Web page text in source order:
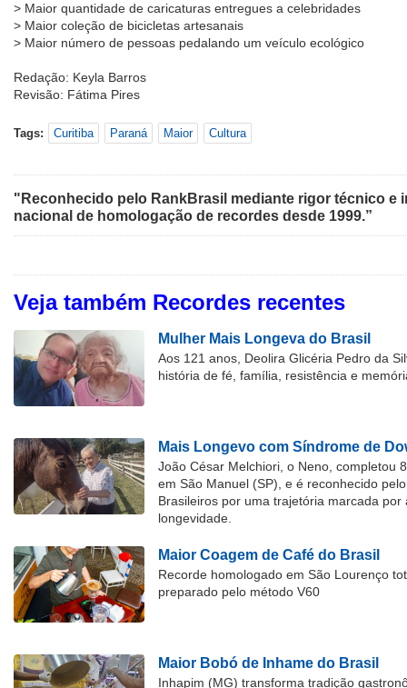
> Maior quantidade de caricaturas entregues a celebridades
> Maior coleção de bicicletas artesanais
> Maior número de pessoas pedalando um veículo ecológico
Redação: Keyla Barros
Revisão: Fátima Pires
Tags: Curitiba Paraná Maior Cultura
"Reconhecido pelo RankBrasil mediante rigor técnico e
nacional de homologação de recordes desde 1999.”
Veja também Recordes recentes
Mulher Mais Longeva do Brasil
Aos 121 anos, Deolira Glicéria Pedro da
história de fé, família, resistência e
Mais Longevo com Síndrome de
João César Melchiori, o Neno, completou
em São Manuel (SP), e é reconhecido
Brasileiros por uma trajetória marcada por
longevidade.
Maior Coagem de Café do Brasil
Recorde homologado em São Lourenço
preparado pelo método V60
Maior Bobó de Inhame do Brasil
Inhapim (MG) transforma tradição